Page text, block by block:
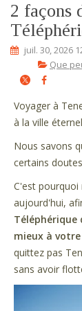
2 façons
juil. 30, 2026
Que
Voyager à
à la ville
Nous savons
certains
C'est pourquoi
aujourd'hui,
Téléphérique
mieux à votre
quittez pas
sans avoir